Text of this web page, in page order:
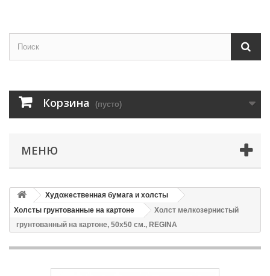
Корзина (пусто)
МЕНЮ
Художественная бумага и холсты
Холсты грунтованные на картоне
Холст мелкозернистый
грунтованный на картоне, 50x50 см., REGINA